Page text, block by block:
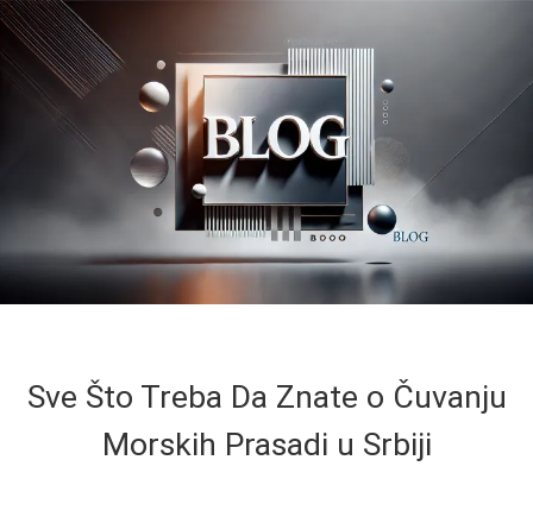
Sve Što Treba Da Znate o Čuvanju
Morskih Prasadi u Srbiji